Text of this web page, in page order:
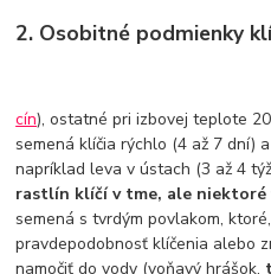
2. Osobitné podmienky
cín), ostatné pri izbovej teplote
semená klíčia rýchlo (4 až 7 dní)
napríklad leva v ústach (3 až 4
rastlín klíčí v tme, ale
semená s tvrdým povlakom,
pravdepodobnosť klíčenia alebo
namočiť do vody (voňavý hrášok,